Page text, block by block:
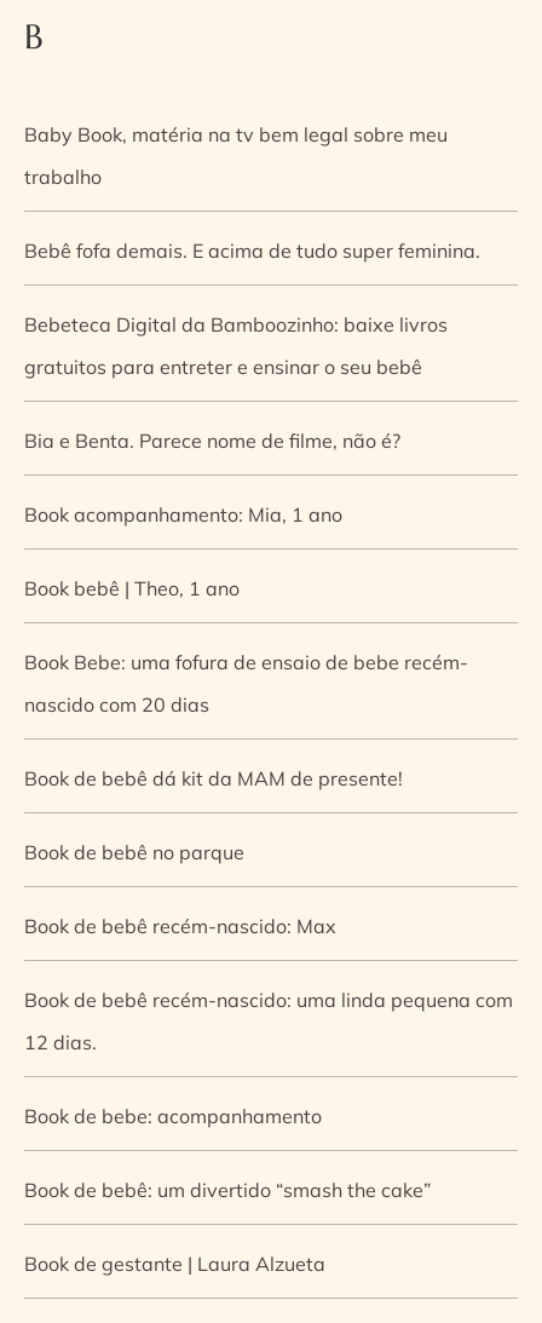
B
Baby Book, matéria na tv bem legal sobre meu
trabalho
Bebê fofa demais. E acima de tudo super feminina.
Bebeteca Digital da Bamboozinho: baixe livros
gratuitos para entreter e ensinar o seu bebê
Bia e Benta. Parece nome de filme, não é?
Book acompanhamento: Mia, 1 ano
Book bebê | Theo, 1 ano
Book Bebe: uma fofura de ensaio de bebe recém-
nascido com 20 dias
Book de bebê dá kit da MAM de presente!
Book de bebê no parque
Book de bebê recém-nascido: Max
Book de bebê recém-nascido: uma linda pequena com
12 dias.
Book de bebe: acompanhamento
Book de bebê: um divertido “smash the cake”
Book de gestante | Laura Alzueta